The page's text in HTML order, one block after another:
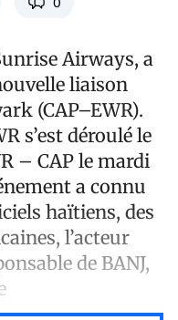
Airways, a
liaison
(CAP–EWR).
s’est déroulé le
– CAP le mardi
a connu
haïtiens, des
l’acteur
de BANJ,